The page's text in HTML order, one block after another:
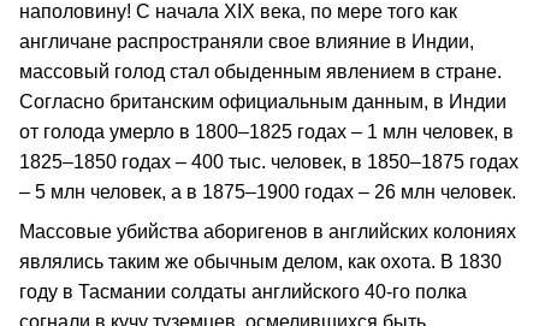
наполовину! С начала XIX века, по мере того как
англичане распространяли свое влияние в Индии,
массовый голод стал обыденным явлением в стране.
Согласно британским официальным данным, в Индии
от голода умерло в 1800–1825 годах – 1 млн человек, в
1825–1850 годах – 400 тыс. человек, в 1850–1875 годах
– 5 млн человек, а в 1875–1900 годах – 26 млн человек.
Массовые убийства аборигенов в английских колониях
являлись таким же обычным делом, как охота. В 1830
году в Тасмании солдаты английского 40-го полка